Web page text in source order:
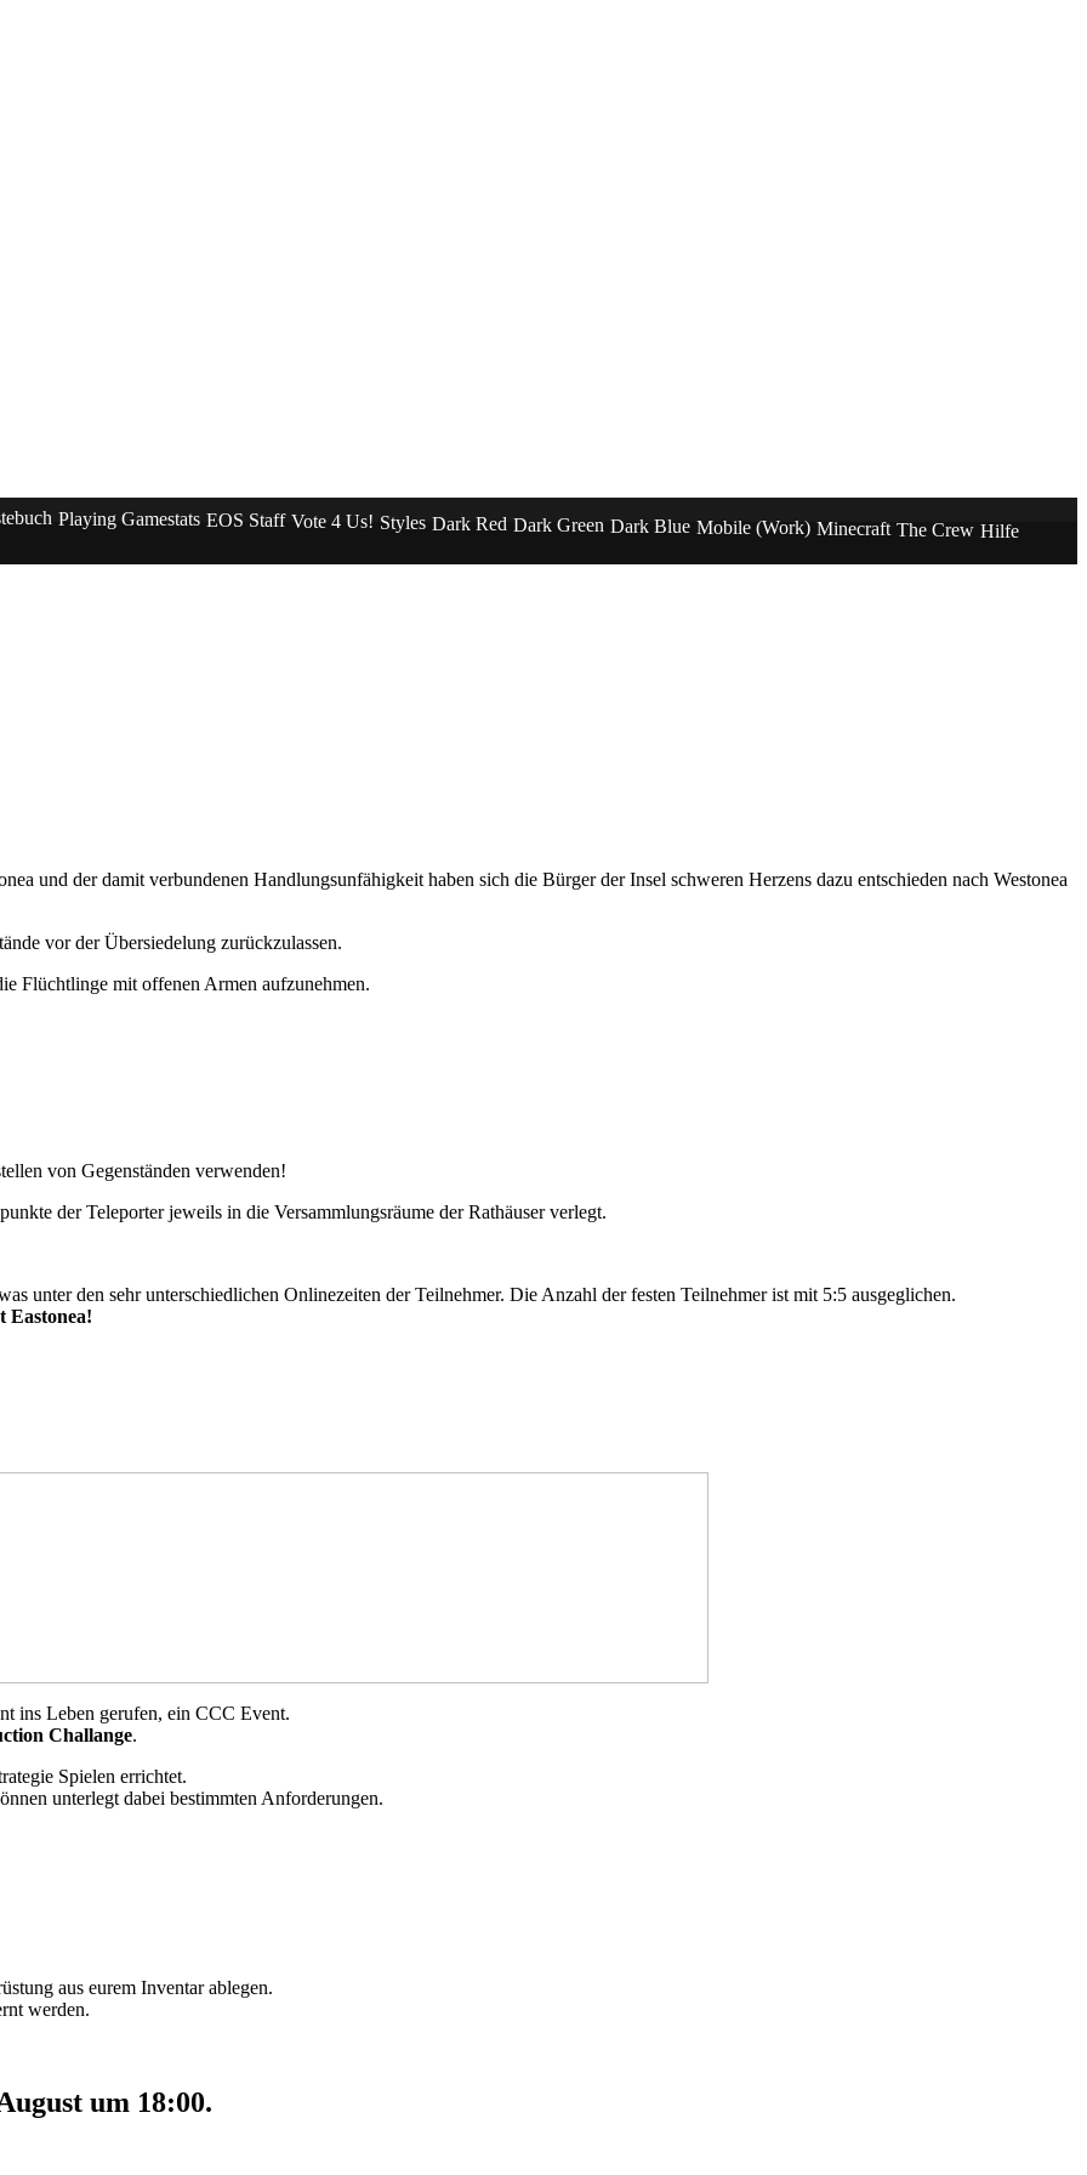
Playing Gamestats EOS Staff Vote 4 Us! Styles Dark Red Dark Green Dark Blue Mobile (Work) Minecraft The Crew Hilfe
und der damit verbundenen Handlungsunfähigkeit haben sich die Bürger der Insel schweren Herzens dazu entschieden nach Westonea
vor der Übersiedelung zurückzulassen.
Flüchtlinge mit offenen Armen aufzunehmen.
von Gegenständen verwenden!
der Teleporter jeweils in die Versammlungsräume der Rathäuser verlegt.
unter den sehr unterschiedlichen Onlinezeiten der Teilnehmer. Die Anzahl der festen Teilnehmer ist mit 5:5 ausgeglichen.
Eastonea!
ins Leben gerufen, ein CCC Event.
Challange.
Spielen errichtet.
unterlegt dabei bestimmten Anforderungen.
aus eurem Inventar ablegen.
werden.
um 18:00.